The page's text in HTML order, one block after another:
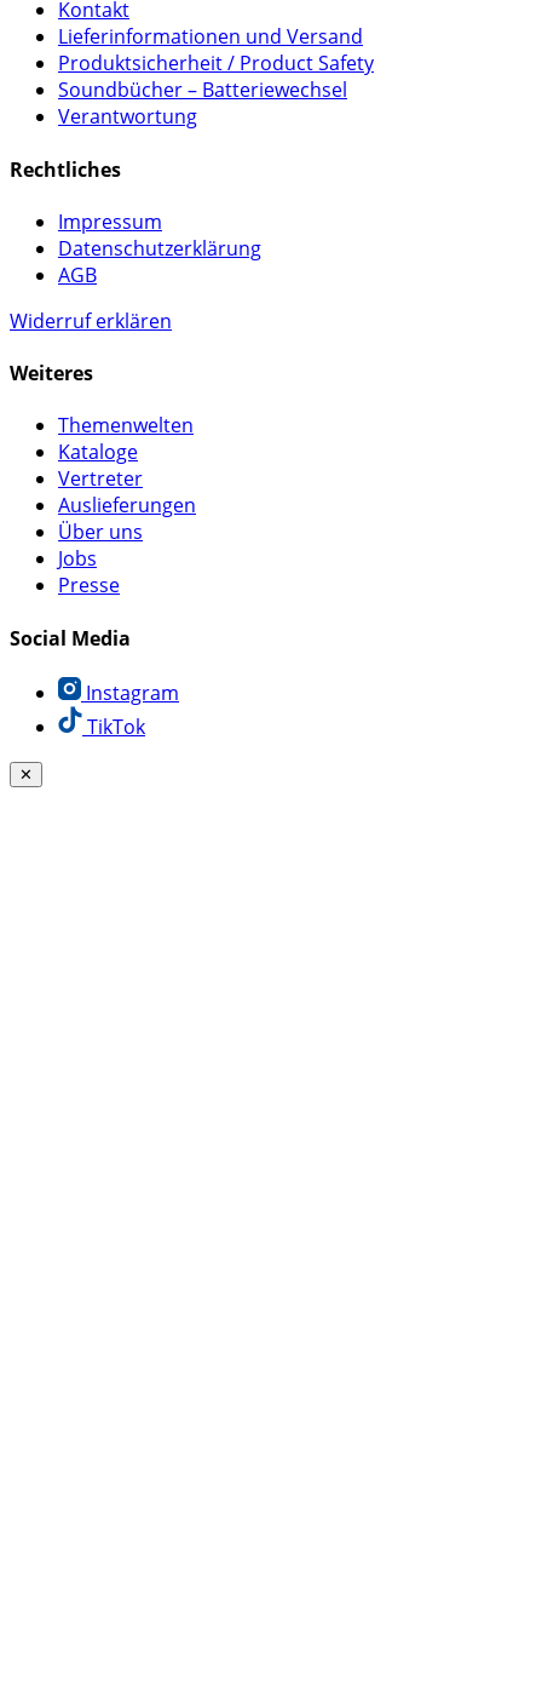
Kontakt
Lieferinformationen und Versand
Produktsicherheit / Product Safety
Soundbücher – Batteriewechsel
Verantwortung
Rechtliches
Impressum
Datenschutzerklärung
AGB
Widerruf erklären
Weiteres
Themenwelten
Kataloge
Vertreter
Auslieferungen
Über uns
Jobs
Presse
Social Media
Instagram
TikTok
✕